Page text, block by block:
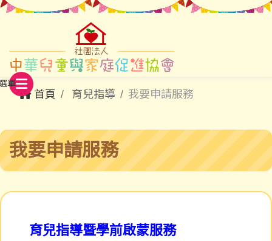
首頁 育兒指導 我要申請服務
我要申請服務
育兒指導暨學前啟蒙服務